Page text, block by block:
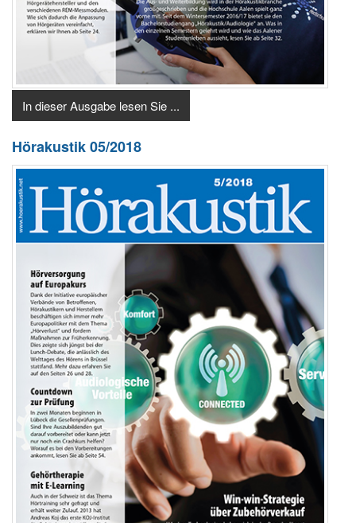
In dieser Ausgabe lesen Sie ...
Hörakustik 05/2018